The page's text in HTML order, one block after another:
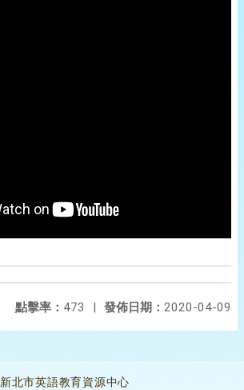
發佈日期： 2020-04-09
點擊率： 473 |
新北市英語教育資源中心